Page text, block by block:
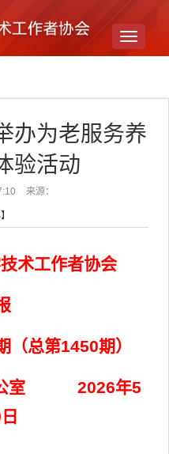
Toggle
办为老服务养
验活动
来源：
】
术工作者协会
（总第1450期）
公室 2026年5